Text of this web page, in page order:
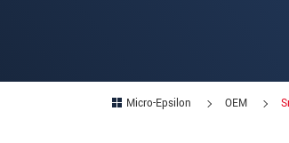
Micro-Epsilon OEM
Telefoon